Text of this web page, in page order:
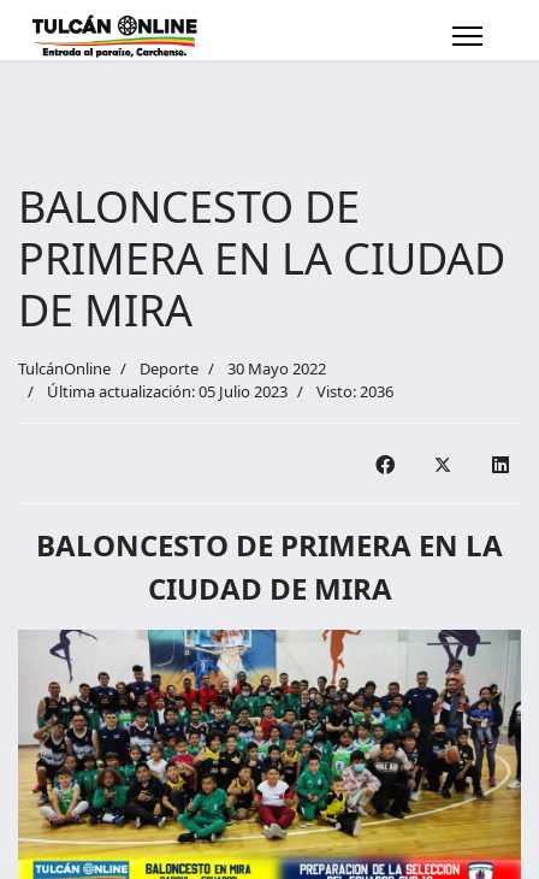
BALONCESTO DE
PRIMERA EN LA CIUDAD
DE MIRA
TulcánOnline Deporte
30 Mayo 2022
Última actualización: 05 Julio 2023
Visto: 2036
BALONCESTO DE PRIMERA EN LA
CIUDAD DE MIRA